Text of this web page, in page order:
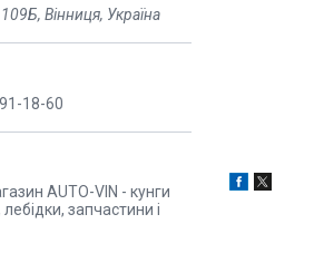
Вінниця, Україна
18-60
AUTO-VIN - кунги
лебідки, запчастини і